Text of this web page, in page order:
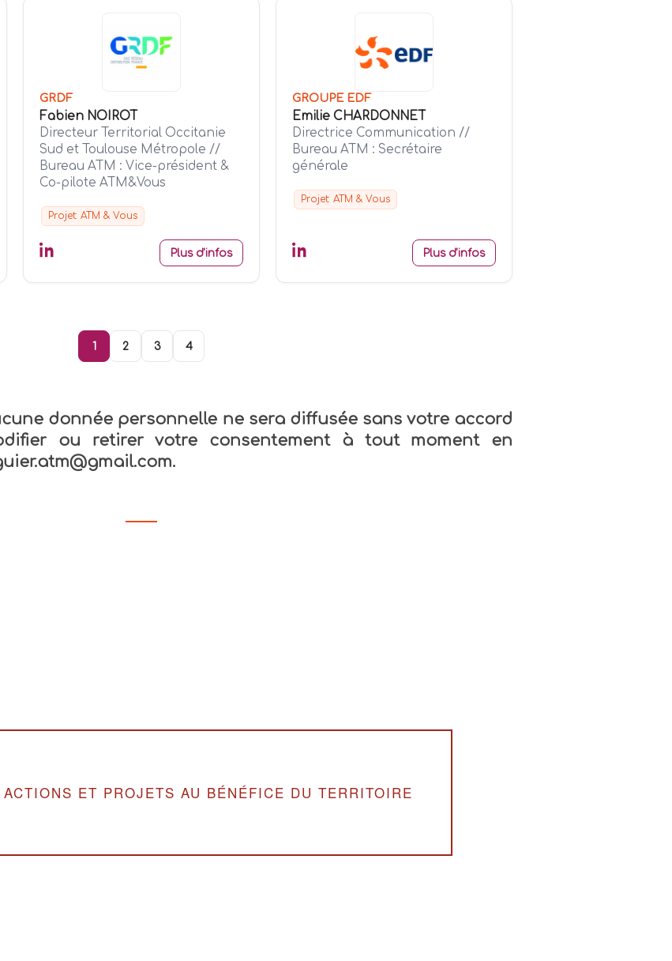
GRDF
Fabien NOIROT
Directeur Territorial Occitanie
Sud et Toulouse Métropole //
Bureau ATM : Vice-président &
Co-pilote ATM&Vous
Projet: ATM & Vous
Plus d'infos
GROUPE EDF
Emilie CHARDONNET
Directrice Communication //
Bureau ATM : Secrétaire
générale
Projet: ATM & Vous
Plus d'infos
1 2 3 4
donnée personnelle ne sera diffusée sans votre accord
ou retirer votre consentement à tout moment en
.
ET PROJETS AU BÉNÉFICE DU TERRITOIRE